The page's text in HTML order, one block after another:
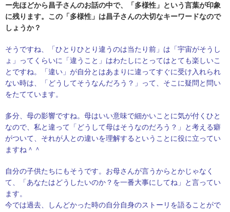
ー先ほどから昌子さんのお話の中で、「多様性」という言葉が印象
に残ります。この「多様性」は昌子さんの大切なキーワードなので
しょうか？
そうですね、「ひとりひとり違うのは当たり前」は「宇宙がそうし
ょ」ってくらいに「違うこと」はわたしにとってはとても楽しいこ
とですね。
「違い」が自分とはあまりに違ってすぐに受け入れられ
ない時は、「どうしてそうなんだろう？」って、そこに疑問と問い
をたてています。
多分、母の影響ですね。母はいい意味で細かいことに気が付くひと
なので、私と違って「どうして母はそうなのだろう？」と考える癖
がついて、それが人との違いを理解するということに役に立ってい
ますね＾＾
自分の子供たちにもそうです。お母さんが言うからとかじゃなく
て、「あなたはどうしたいのか？を一番大事にしてね」と言ってい
ます。
今では過去、しんどかった時の自分自身のストーリを語ることがで